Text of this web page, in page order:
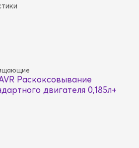
Раскоксовывание
двигателя 0,185л+